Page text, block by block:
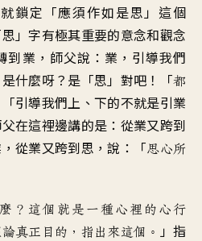
鎖定 「應須作如是思 」 這個
」字有極其重要的意念和觀念
到業 ， 師父說：業 ， 引導我們
是什麼呀？ 是「思」對吧 ！「都
「引導我們上、下的不就是引業
在這裡邊講的是 ： 從業又跨到
， 從業又跨到思 ，說：「思心所
？ 這個就是一種心裡的心行
真正目的 ， 指出來這個 。 」指